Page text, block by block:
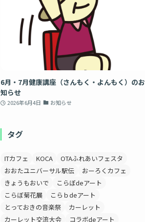
6月・7月健康講座（さんもく・よんもく）のお
知らせ
2026年6月4日 お知らせ
タグ
ITカフェ KOCA
OTAふれあいフェスタ
おおたユニバーサル駅伝
おーろくカフェ
きょうもおいで
こらぼdeアート
こらぼ菊花展
こらｂdeアート
とっておきの音楽祭
カーレット
カーレット交流大会
コラボdeアート